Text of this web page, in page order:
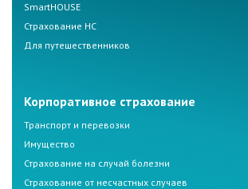
SmartHOUSE
Страхование НС
Для путешественников
Корпоративное страхование
Транспорт и перевозки
Имущество
Страхование на случай болезни
Страхование от несчастных случаев